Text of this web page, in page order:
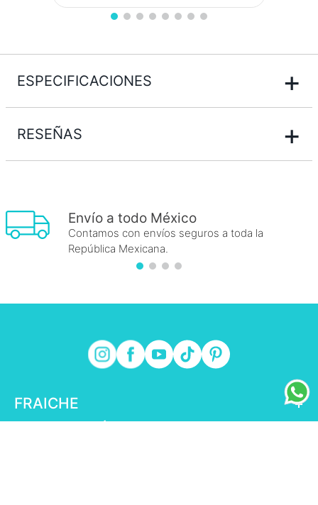
ESPECIFICACIONES +
RESEÑAS +
Envío a todo México
Contamos con envíos seguros a toda la
República Mexicana.
FRAICHE
+